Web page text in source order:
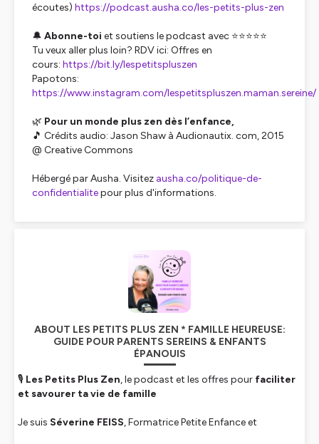
écoutes) https://podcast.ausha.co/les-petits-plus-zen
🔔 Abonne-toi et soutiens le podcast avec ⭐⭐⭐⭐⭐
Tu veux aller plus loin? RDV ici: Offres en
cours: https://bit.ly/lespetitspluszen
Papotons:
https://www.instagram.com/lespetitspluszen.maman.sereine/
🌿 Pour un monde plus zen dès l’enfance,
🎵 Crédits audio: Jason Shaw à Audionautix. com, 2015
@ Creative Commons
Hébergé par Ausha. Visitez ausha.co/politique-de-
confidentialitepour plus d'informations.
ABOUT LES PETITS PLUS ZEN * FAMILLE HEUREUSE:
GUIDE POUR PARENTS SEREINS & ENFANTS
ÉPANOUIS
🎙 Les Petits Plus Zen, le podcast et les offres pour faciliter
et savourer ta vie de famille
Je suis Séverine FEISS, Formatrice Petite Enfance et